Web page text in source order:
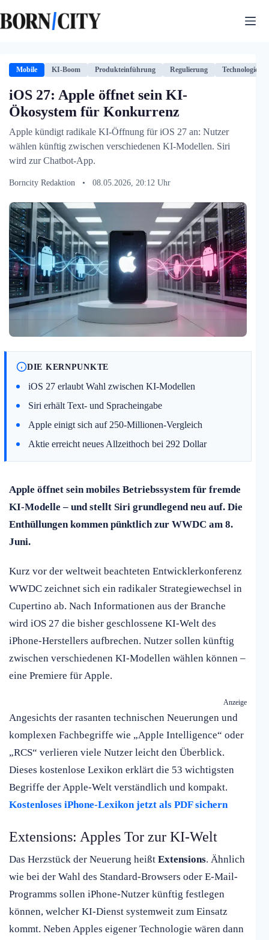
Inhalt
springen
Mobile KI-Boom Produkteinführung Regulierung Technologie
iOS 27: Apple öffnet sein KI-
Ökosystem für Konkurrenz
Apple kündigt radikale KI-Öffnung für iOS 27 an: Nutzer
wählen künftig zwischen verschiedenen KI-Modellen. Siri
wird zur Chatbot-App.
Borncity Redaktion • 08.05.2026, 20:12 Uhr
DIE KERNPUNKTE
iOS 27 erlaubt Wahl zwischen KI-Modellen
Siri erhält Text- und Spracheingabe
Apple einigt sich auf 250-Millionen-Vergleich
Aktie erreicht neues Allzeithoch bei 292 Dollar
Apple öffnet sein mobiles Betriebssystem für fremde
KI-Modelle – und stellt Siri grundlegend neu auf. Die
Enthüllungen kommen pünktlich zur WWDC am 8.
Juni.
Kurz vor der weltweit beachteten Entwicklerkonferenz
WWDC zeichnet sich ein radikaler Strategiewechsel in
Cupertino ab. Nach Informationen aus der Branche
wird iOS 27 die bisher geschlossene KI-Welt des
iPhone-Herstellers aufbrechen. Nutzer sollen künftig
zwischen verschiedenen KI-Modellen wählen können –
eine Premiere für Apple.
Anzeige
Angesichts der rasanten technischen Neuerungen und
komplexen Fachbegriffe wie „Apple Intelligence“ oder
„RCS“ verlieren viele Nutzer leicht den Überblick.
Dieses kostenlose Lexikon erklärt die 53 wichtigsten
Begriffe der Apple-Welt verständlich und kompakt.
Kostenloses iPhone-Lexikon jetzt als PDF sichern
Extensions: Apples Tor zur KI-Welt
Das Herzstück der Neuerung heißt Extensions. Ähnlich
wie bei der Wahl des Standard-Browsers oder E-Mail-
Programms sollen iPhone-Nutzer künftig festlegen
können, welcher KI-Dienst systemweit zum Einsatz
kommt. Neben Apples eigener Technologie wären dann